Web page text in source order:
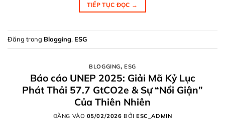
TIẾP TỤC ĐỌC →
Đăng trong Blogging, ESG
BLOGGING, ESG
Báo cáo UNEP 2025: Giải Mã Kỷ Lục
Phát Thải 57.7 GtCO2e & Sự “Nổi Giận”
Của Thiên Nhiên
ĐĂNG VÀO 05/02/2026 BỞIESC_ADMIN